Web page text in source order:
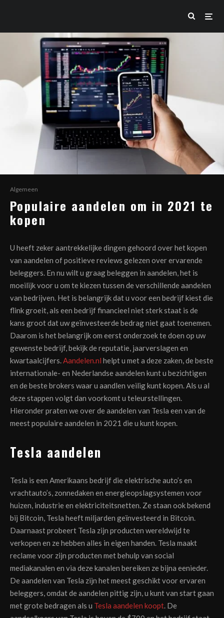
Algemeen
Populaire aandelen om in 2021 te
kopen
U heeft zeker aantrekkelijke dingen gehoord over het kopen
van aandelen of positieve reviews gelezen over ervarende
beleggers. En nu wilt u graag beleggen in aandelen, het is
moeilijk voor u om te kiezen tussen de verschillende aandelen
van bedrijven. Het is belangrijk dat u voor een bedrijf kiest die
flink groeit, als een bedrijf financieel niet sterk staat is de
kans groot dat uw geïnvesteerde bedrag niet gaat toenemen.
Daarom is het belangrijk om eerst onderzoek te doen op uw
gewenste bedrijf, bekijk de reputatie, jaarverslagen en
kwartaalcijfers.Aandelen.nl helpt u met a deze zaken, de beste
internationale- en Nederlandse aandelen kunt u bezichtigen
en de beste brokers waar u aandlen veilig kunt kopen. Als u al
deze stappen volgt dan voorkomt u teleurstellingen.
Hieronder praten we over de aandelen van Tesla een van de
meest populaire aandelen in 2021 die u kunt kopen.
Tesla aandelen
Tesla is een Amerikaans bedrijf die elektrische auto’s en
vrachtauto’s, zonnedaken en energieopslagsystemen voor
huizen, industrie en elektriciteitsnetten. Ze staan ook bekend
bij Bitcoin, Tesla heeft miljarden geïnvesteerd in Bitcoin.
Daarnaast probeert Tesla zijn producten wereldwijd te
verkopen en ze hebben alles in eigen handen. Tesla maakt
reclame voor zijn producten met behulp van social
mediakanalen en via deze kanalen bereiken ze bijna eenieder.
De aandelen van Tesla zijn het meest geschikt voor ervaren
beleggers, omdat de aandelen pittig zijn, u kunt van start gaan
met grote bedragen als u Tesla aandelen koopt. De